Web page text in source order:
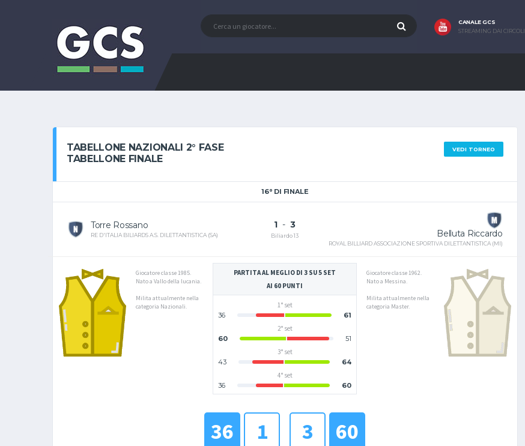
CANALE GCS
STREAMING DAI CIRCOLI
TABELLONE NAZIONALI 2° FASE
TABELLONE FINALE
VEDI TORNEO
16° DI FINALE
Torre Rossano
RE D'ITALIA BILIARDS A.S. DILETTANTISTICA (SA)
1 -3
Biliardo 13 Belluta Riccardo
ROYAL BILLIARD ASSOCIAZIONE SPORTIVA DILETTANTISTICA (MI)
PARTITA AL MEGLIO DI 3 SU 5 SET
AI 60 PUNTI
1° set
36
61
2° set
60
51
3° set
43
64
4° set
36
60
Giocatore classe 1985.
Nato a Vallo della lucania.
Milita attualmente nella
categoria Nazionali.
Giocatore classe 1962.
Nato a Messina.
Milita attualmente nella
categoria Master.
1
36 3 60